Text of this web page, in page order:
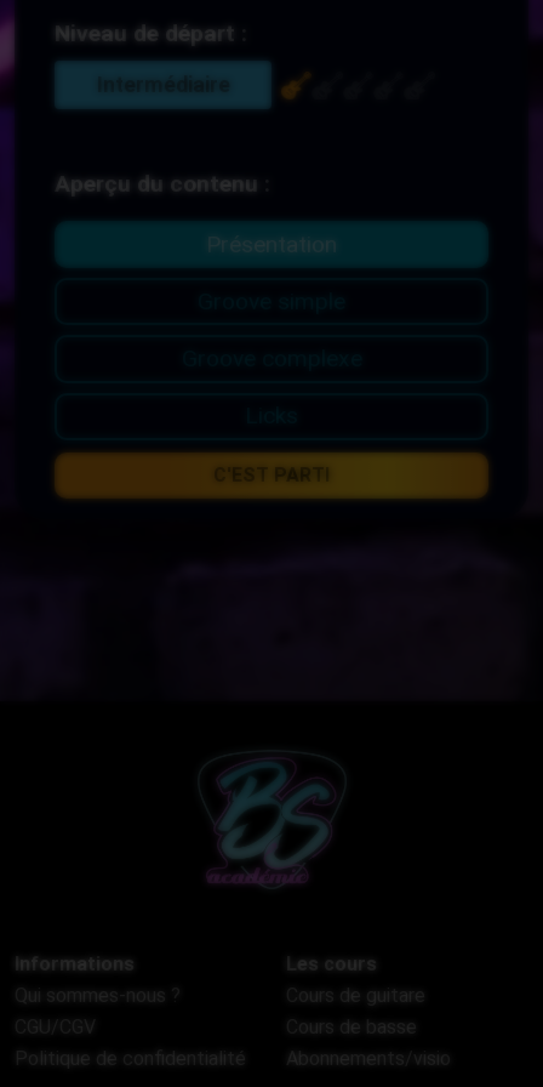
Niveau de départ :
Intermédiaire
Aperçu du contenu :
Présentation
C'EST PARTI
Informations
Qui sommes-nous ?
CGU/CGV
Politique de confidentialité
Les cours
Cours de guitare
Cours de basse
Abonnements/visio